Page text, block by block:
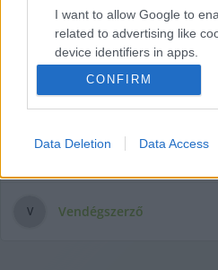
I want to allow Google to
related to advertising like
device identifiers in apps.
Google for online
I want to allow Google to
related to analytics like
CONFIRM
Data Deletion Data Access
Egyre több a
pszichiátriai
szenvedélybeteg
Kecskeméten is
Nagyinterjút készítettünk Rigó
ügyvezetővel és Bánóczki
kapcsán. Az interjú során
hogy mit jelent a komplex
V Vendégszerző